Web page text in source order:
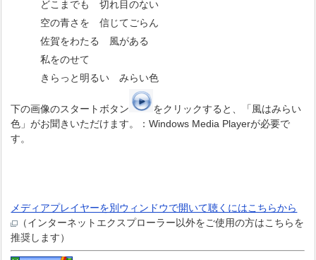
どこまでも 切れ目のない
空の青さを 信じてごらん
佐賀をわたる 風がある
私をのせて
きらっと明るい みらい色
下の画像のスタートボタン
をクリックすると、「風はみらい
色」がお聞きいただけます。：Windows Media Playerが必要で
す。
メディアプレイヤーを別ウィンドウで開いて聴くにはこちらから
（インターネットエクスプローラー以外をご使用の方はこちらを
推奨します）